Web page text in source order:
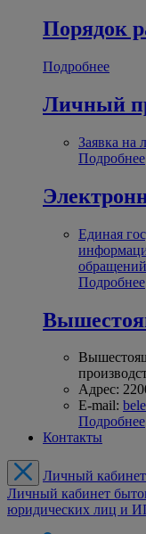
Порядок
Подробнее
Личный
Заявка на
Подробнее
Единая
Подробнее
Адрес:
E-mail:
Подробнее
Контакты
Личный кабинет
Личный кабинет
юридических лиц и